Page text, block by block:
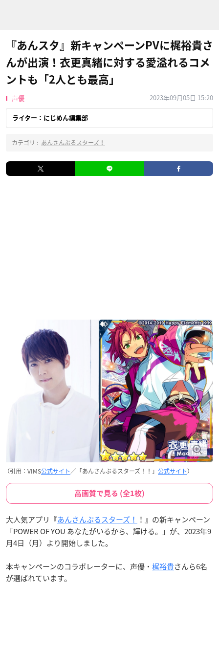
『あんスタ』新キャンペーンPVに梶裕貴さ
んが出演！衣更真緒に対する愛溢れるコメ
ントも「2人とも最高」
声優 2023年09月05日 15:20
ライター：にじめん編集部
カテゴリ : あんさんぶるスターズ！
（引用：VIMS公式サイト／「あんさんぶるスターズ！！」 公式サイト）
高画質で見る (全1枚)
大人気アプリ『あんさんぶるスターズ！ ！』の新キャンペーン
「POWER OF YOU あなたがいるから、輝ける。」が、2023年9
月4日（月）より開始しました。
本キャンペーンのコラボレーターに、声優・ 梶裕貴さんら6名
が選ばれています。